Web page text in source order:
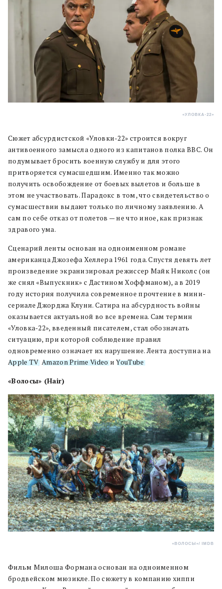
«УЛОВКА-22»
Сюжет абсурдистской «Уловки-22» строится вокруг
антивоенного замысла одного из капитанов полка ВВС. Он
подумывает бросить военную службу и для этого
притворяется сумасшедшим. Именно так можно
получить освобождение от боевых вылетов и больше в
этом не участвовать. Парадокс в том, что свидетельство о
сумасшествии выдают только по личному заявлению. А
сам по себе отказ от полетов — не что иное, как признак
здравого ума.
Сценарий ленты основан на одноименном романе
американца Джозефа Хеллера 1961 года. Спустя девять лет
произведение экранизировал режиссер Майк Николс (он
же снял «Выпускник» с Дастином Хоффманом), а в 2019
году история получила современное прочтение в мини-
сериале Джорджа Клуни. Сатира на абсурдность войны
оказывается актуальной во все времена. Сам термин
«Уловка-22», введенный писателем, стал обозначать
ситуацию, при которой соблюдение правил
одновременно означает их нарушение. Лента доступна на
Apple TV,Amazon Prime VideoиYouTube.
«Волосы» (Hair)
«ВОЛОСЫ»/ IMDB
Фильм Милоша Формана основан на одноименном
бродвейском мюзикле. По сюжету в компанию хиппи